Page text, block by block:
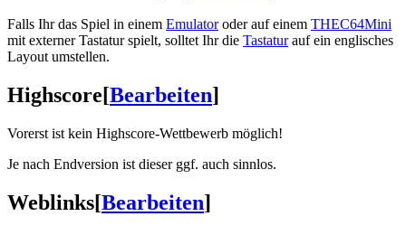
Falls Ihr das Spiel in einem Emulatoroder auf einem THEC64Mini
mit externer Tastatur spielt, solltet Ihr die Tastaturauf ein englisches
Layout umstellen.
Highscore[Bearbeiten]
Vorerst ist kein Highscore-Wettbewerb möglich!
Je nach Endversion ist dieser ggf. auch sinnlos.
Weblinks[Bearbeiten]